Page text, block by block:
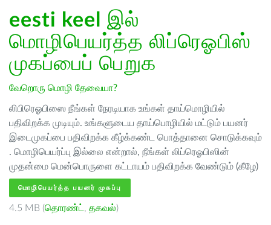
eesti keel
இல்
மொழிபெயர்த்த லிப்ரெஓபிஸ்
முகப்பைப் பெறுக
வேறொரு மொழி தேவையா?
லிபிரெஓபிஸை நீங்கள் நேரடியாக உங்கள் தாய்மொழியில்
பதிவிறக்க முடியும். உங்களுடைய தாய்பொழியில் மட்டும் பயனர்
இடைமுகப்பை பதிவிறக்க கீழ்க்கண்ட பொத்தானை சொடுக்கவும்
. மொழிபெயர்ப்பு இல்லை என்றால், நீங்கள் லிப்ரெஓபிஸின்
முதன்மை மென்பொருளை கட்டாயம் பதிவிறக்க வேண்டும் (கீழே)
மொழிபெயர்த்த பயனர் முகப்பு
4.5 MB (தொரண்ட் , தகவல்)